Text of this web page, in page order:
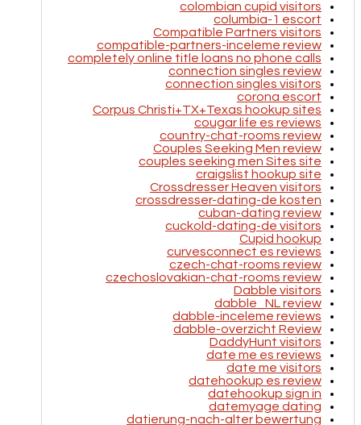
colombian cupid visitors
columbia-1 escort
Compatible Partners visitors
compatible-partners-inceleme review
completely online title loans no phone calls
connection singles review
connection singles visitors
corona escort
Corpus Christi+TX+Texas hookup sites
cougar life es reviews
country-chat-rooms review
Couples Seeking Men review
couples seeking men Sites site
craigslist hookup site
Crossdresser Heaven visitors
crossdresser-dating-de kosten
cuban-dating review
cuckold-dating-de visitors
Cupid hookup
curvesconnect es reviews
czech-chat-rooms review
czechoslovakian-chat-rooms review
Dabble visitors
dabble_NL review
dabble-inceleme reviews
dabble-overzicht Review
DaddyHunt visitors
date me es reviews
date me visitors
datehookup es review
datehookup sign in
datemyage dating
datierung-nach-alter bewertung